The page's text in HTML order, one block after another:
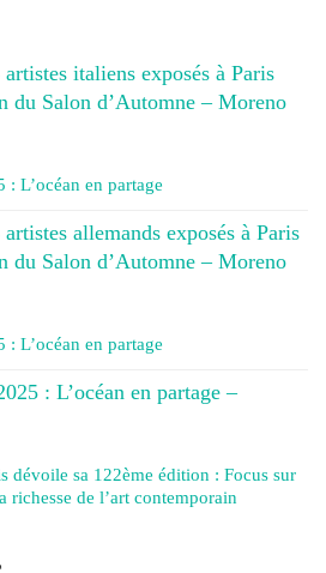
italiens exposés à Paris
du Salon d’Automne – Moreno
L’océan en partage
allemands exposés à Paris
du Salon d’Automne – Moreno
L’océan en partage
: L’océan en partage –
dévoile sa 122ème édition : Focus sur
de l’art contemporain